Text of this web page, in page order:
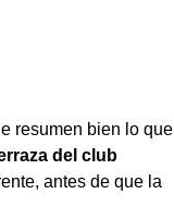
resumen bien lo que
del club
antes de que la